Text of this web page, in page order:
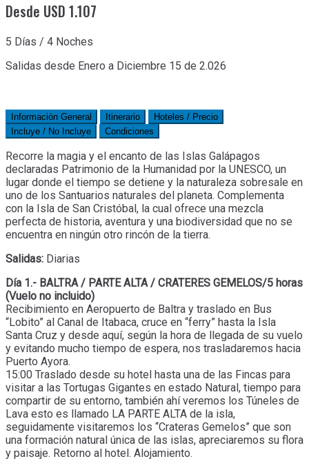
Desde USD 1.107
5 Días / 4 Noches
Salidas desde Enero a Diciembre 15 de 2.026
Información General Itinerario
Hoteles / Precio
Incluye / No Incluye
Condiciones
Recorre la magia y el encanto de las Islas Galápagos
declaradas Patrimonio de la Humanidad por la UNESCO, un
lugar donde el tiempo se detiene y la naturaleza sobresale en
uno de los Santuarios naturales del planeta. Complementa
con la Isla de San Cristóbal, la cual ofrece una mezcla
perfecta de historia, aventura y una biodiversidad que no se
encuentra en ningún otro rincón de la tierra.
Salidas: Diarias
Día 1.- BALTRA / PARTE ALTA / CRATERES GEMELOS/5 horas
(Vuelo no incluido)
Recibimiento en Aeropuerto de Baltra y traslado en Bus
“Lobito” al Canal de Itabaca, cruce en “ferry” hasta la Isla
Santa Cruz y desde aquí, según la hora de llegada de su vuelo
y evitando mucho tiempo de espera, nos trasladaremos hacia
Puerto Ayora.
15:00 Traslado desde su hotel hasta una de las Fincas para
visitar a las Tortugas Gigantes en estado Natural, tiempo para
compartir de su entorno, también ahí veremos los Túneles de
Lava esto es llamado LA PARTE ALTA de la isla,
seguidamente visitaremos los “Crateras Gemelos” que son
una formación natural única de las islas, apreciaremos su flora
y paisaje. Retorno al hotel. Alojamiento.